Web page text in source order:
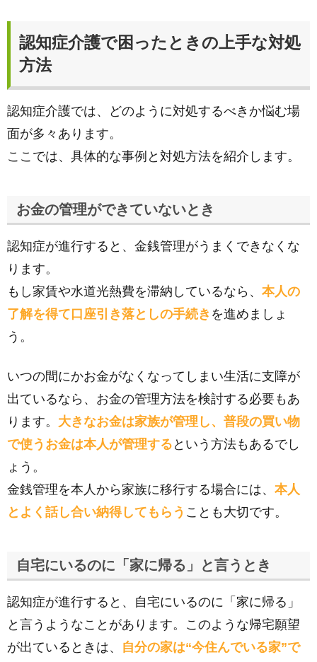
認知症介護で困ったときの上手な対処
方法
認知症介護では、どのように対処するべきか悩む場
面が多々あります。
ここでは、具体的な事例と対処方法を紹介します。
お金の管理ができていないとき
認知症が進行すると、金銭管理がうまくできなくな
ります。
もし家賃や水道光熱費を滞納しているなら、 本人の
了解を得て口座引き落としの手続き を進めましょ
う。
いつの間にかお金がなくなってしまい生活に支障が
出ているなら、お金の管理方法を検討する必要もあ
ります。 大きなお金は家族が管理し、普段の買い物
で使うお金は本人が管理する という方法もあるでし
ょう。
金銭管理を本人から家族に移行する場合には、 本人
とよく話し合い納得してもらう ことも大切です。
自宅にいるのに「家に帰る」と言うとき
認知症が進行すると、自宅にいるのに「家に帰る」
と言うようなことがあります。このような帰宅願望
が出ているときは、 自分の家は“今住んでいる家”で